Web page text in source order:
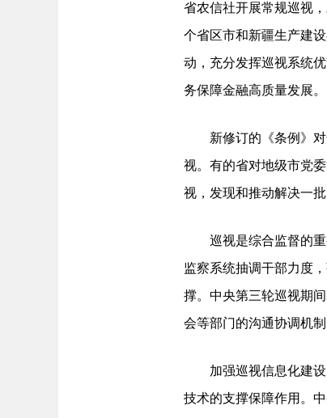
省农信社开展常规巡视
个省区市和新疆生产建
动，充分发挥巡视系统
务保障金融高质量发展。
新修订的《条例》对
视。有的省对地级市党
视，发现和推动解决一
巡视是综合监督的重
监察系统抽调干部力度
撑。中央第三轮巡视期
会等部门的沟通协调机
加强巡视信息化建设
技术的支撑保障作用。